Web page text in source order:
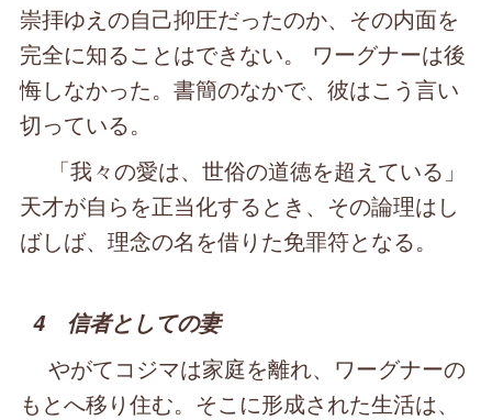
崇拝ゆえの自己抑圧だったのか、その内面を
完全に知ることはできない。 ワーグナーは後
悔しなかった。書簡のなかで、彼はこう言い
切っている。
「我々の愛は、世俗の道徳を超えている」
天才が自らを正当化するとき、その論理はし
ばしば、理念の名を借りた免罪符となる。
4 信者としての妻
やがてコジマは家庭を離れ、ワーグナーの
もとへ移り住む。そこに形成された生活は、